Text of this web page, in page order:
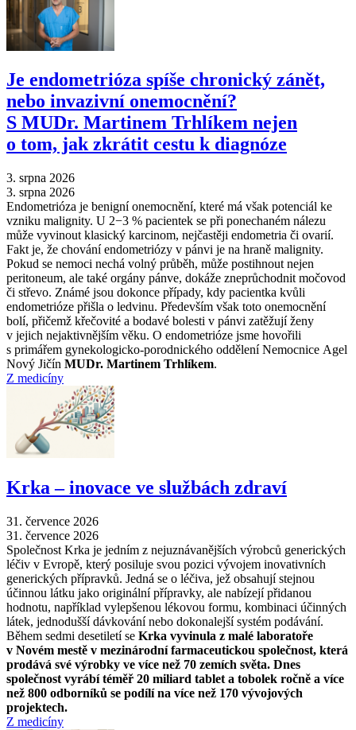
Je endometrióza spíše chronický zánět,
nebo invazivní onemocnění?
S MUDr. Martinem Trhlíkem nejen
o tom, jak zkrátit cestu k diagnóze
3. srpna 2026
3. srpna 2026
Endometrióza je benigní onemocnění, které má však potenciál ke
vzniku malignity. U 2−3 % pacientek se při ponechaném nálezu
může vyvinout klasický karcinom, nejčastěji endometria či ovarií.
Fakt je, že chování endometriózy v pánvi je na hraně malignity.
Pokud se nemoci nechá volný průběh, může postihnout nejen
peritoneum, ale také orgány pánve, dokáže zneprůchodnit močovod
či střevo. Známé jsou dokonce případy, kdy pacientka kvůli
endometrióze přišla o ledvinu. Především však toto onemocnění
bolí, přičemž křečovité a bodavé bolesti v pánvi zatěžují ženy
v jejich nejaktivnějším věku. O endometrióze jsme hovořili
s primářem gynekologicko-porodnického oddělení Nemocnice Agel
Nový Jičín MUDr. Martinem Trhlíkem.
Z medicíny
Krka –⁠ inovace ve službách zdraví
31. července 2026
31. července 2026
Společnost Krka je jedním z nejuznávanějších výrobců generických
léčiv v Evropě, který posiluje svou pozici vývojem inovativních
generických přípravků. Jedná se o léčiva, jež obsahují stejnou
účinnou látku jako originální přípravky, ale nabízejí přidanou
hodnotu, například vylepšenou lékovou formu, kombinaci účinných
látek, jednodušší dávkování nebo dokonalejší systém podávání.
Během sedmi desetiletí se Krka vyvinula z malé laboratoře
v Novém mestě v mezinárodní farmaceutickou společnost, která
prodává své výrobky ve více než 70 zemích světa. Dnes
společnost vyrábí téměř 20 miliard tablet a tobolek ročně a více
než 800 odborníků se podílí na více než 170 vývojových
projektech.
Z medicíny